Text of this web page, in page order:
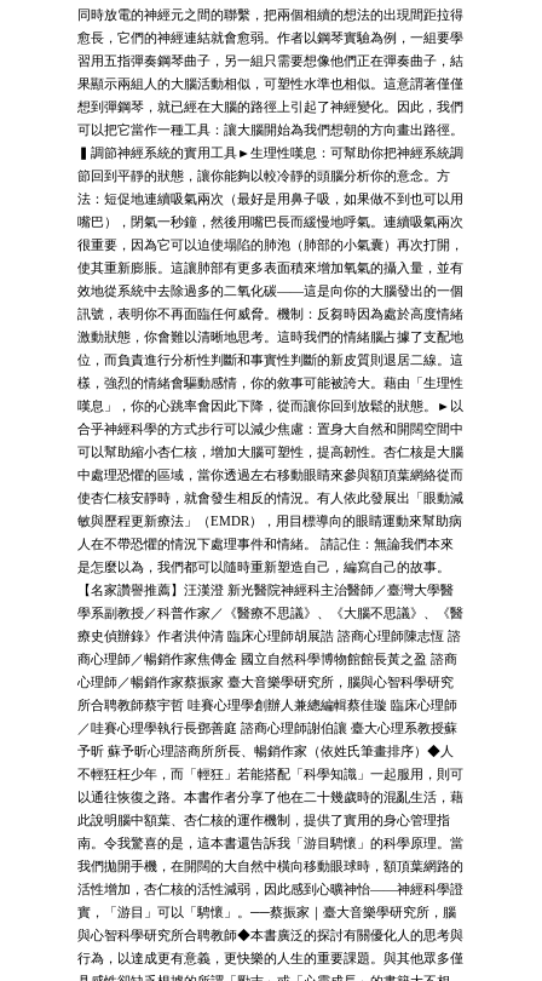
同時放電的神經元之間的聯繫，把兩個相續的想法的出現間距拉得
愈長，它們的神經連結就會愈弱。作者以鋼琴實驗為例，一組要學
習用五指彈奏鋼琴曲子，另一組只需要想像他們正在彈奏曲子，結
果顯示兩組人的大腦活動相似，可塑性水準也相似。這意謂著僅僅
想到彈鋼琴，就已經在大腦的路徑上引起了神經變化。因此，我們
可以把它當作一種工具：讓大腦開始為我們想朝的方向畫出路徑。
▍調節神經系統的實用工具►生理性嘆息：可幫助你把神經系統調
節回到平靜的狀態，讓你能夠以較冷靜的頭腦分析你的意念。方
法：短促地連續吸氣兩次（最好是用鼻子吸，如果做不到也可以用
嘴巴），閉氣一秒鐘，然後用嘴巴長而緩慢地呼氣。連續吸氣兩次
很重要，因為它可以迫使塌陷的肺泡（肺部的小氣囊）再次打開，
使其重新膨脹。這讓肺部有更多表面積來增加氧氣的攝入量，並有
效地從系統中去除過多的二氧化碳——這是向你的大腦發出的一個
訊號，表明你不再面臨任何威脅。機制：反芻時因為處於高度情緒
激動狀態，你會難以清晰地思考。這時我們的情緒腦占據了支配地
位，而負責進行分析性判斷和事實性判斷的新皮質則退居二線。這
樣，強烈的情緒會驅動感情，你的敘事可能被誇大。藉由「生理性
嘆息」，你的心跳率會因此下降，從而讓你回到放鬆的狀態。►以
合乎神經科學的方式步行可以減少焦慮：置身大自然和開闊空間中
可以幫助縮小杏仁核，增加大腦可塑性，提高韌性。杏仁核是大腦
中處理恐懼的區域，當你透過左右移動眼睛來參與額頂葉網絡從而
使杏仁核安靜時，就會發生相反的情況。有人依此發展出「眼動減
敏與歷程更新療法」（EMDR），用目標導向的眼睛運動來幫助病
人在不帶恐懼的情況下處理事件和情緒。 請記住：無論我們本來
是怎麼以為，我們都可以隨時重新塑造自己，編寫自己的故事。
【名家讚譽推薦】汪漢澄 新光醫院神經科主治醫師／臺灣大學醫
學系副教授／科普作家／《醫療不思議》、《大腦不思議》、《醫
療史偵辦錄》作者洪仲清 臨床心理師胡展誥 諮商心理師陳志恆 諮
商心理師／暢銷作家焦傳金 國立自然科學博物館館長黃之盈 諮商
心理師／暢銷作家蔡振家 臺大音樂學研究所，腦與心智科學研究
所合聘教師蔡宇哲 哇賽心理學創辦人兼總編輯蔡佳璇 臨床心理師
／哇賽心理學執行長鄧善庭 諮商心理師謝伯讓 臺大心理系教授蘇
予昕 蘇予昕心理諮商所所長、暢銷作家（依姓氏筆畫排序）◆人
不輕狂枉少年，而「輕狂」若能搭配「科學知識」一起服用，則可
以通往恢復之路。本書作者分享了他在二十幾歲時的混亂生活，藉
此說明腦中額葉、杏仁核的運作機制，提供了實用的身心管理指
南。令我驚喜的是，這本書還告訴我「游目騁懷」的科學原理。當
我們拋開手機，在開闊的大自然中橫向移動眼球時，額頂葉網路的
活性增加，杏仁核的活性減弱，因此感到心曠神怡——神經科學證
實，「游目」可以「騁懷」。──蔡振家｜臺大音樂學研究所，腦
與心智科學研究所合聘教師◆本書廣泛的探討有關優化人的思考與
行為，以達成更有意義，更快樂的人生的重要課題。與其他眾多僅